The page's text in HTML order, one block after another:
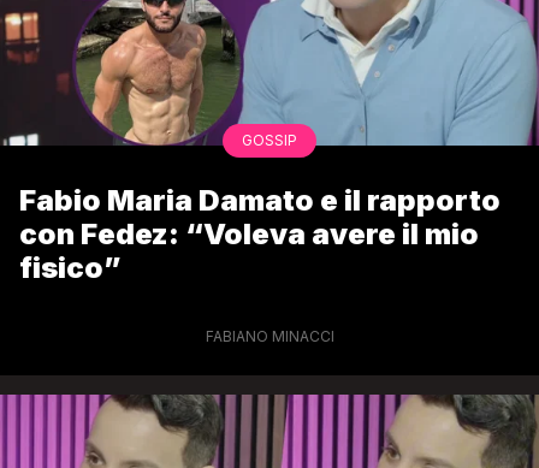
GOSSIP
Fabio Maria Damato e il rapporto
con Fedez: “Voleva avere il mio
fisico”
FABIANO MINACCI